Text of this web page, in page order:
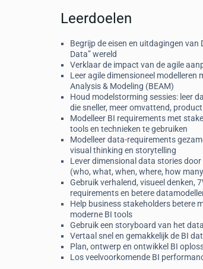
Leerdoelen
Begrijp de eisen en uitdagingen van
Data” wereld
Verklaar de impact van de agile
Leer agile dimensioneel modelleren
Analysis & Modeling (BEAM)
Houd modelstorming sessies: leer
die sneller, meer omvattend,
Modelleer BI requirements met
tools en technieken te gebruiken
Modelleer data-requirements
visual thinking en storytelling
Lever dimensional data stories door
(who, what, when, where, how
Gebruik verhalend, visueel denken,
requirements en betere
Help business stakeholders betere
moderne BI tools
Gebruik een storyboard van het
Vertaal snel en gemakkelijk de BI
Plan, ontwerp en ontwikkel BI
Los veelvoorkomende BI